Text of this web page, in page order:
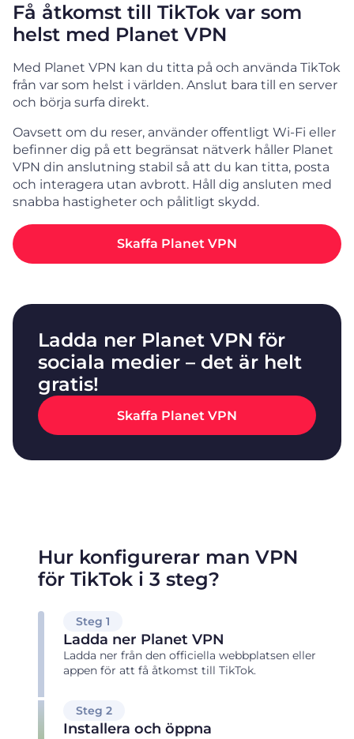
Få åtkomst till TikTok var som
helst med Planet VPN
Med Planet VPN kan du titta på och använda TikTok
från var som helst i världen. Anslut bara till en server
och börja surfa direkt.
Oavsett om du reser, använder offentligt Wi-Fi eller
befinner dig på ett begränsat nätverk håller Planet
VPN din anslutning stabil så att du kan titta, posta
och interagera utan avbrott. Håll dig ansluten med
snabba hastigheter och pålitligt skydd.
Skaffa Planet VPN
Ladda ner Planet VPN för
sociala medier – det är helt
gratis!
Skaffa Planet VPN
Hur konfigurerar man VPN
för TikTok i 3 steg?
Steg 1
Ladda ner Planet VPN
Ladda ner från den officiella webbplatsen eller
appen för att få åtkomst till TikTok.
Steg 2
Installera och öppna